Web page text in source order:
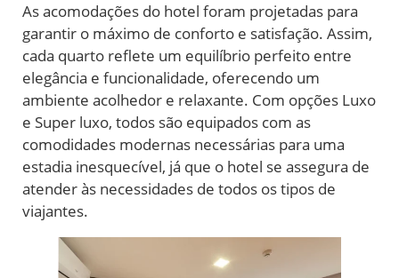
As acomodações do hotel foram projetadas para
garantir o máximo de conforto e satisfação. Assim,
cada quarto reflete um equilíbrio perfeito entre
elegância e funcionalidade, oferecendo um
ambiente acolhedor e relaxante. Com opções Luxo
e Super luxo, todos são equipados com as
comodidades modernas necessárias para uma
estadia inesquecível, já que o hotel se assegura de
atender às necessidades de todos os tipos de
viajantes.